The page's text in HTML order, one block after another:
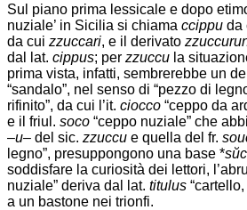
Sul piano prima lessicale e dopo
nuziale’ in Sicilia si chiama ccippu da
da cui zzuccari, e il derivato
dal lat. cippus; per zzuccu la
prima vista, infatti, sembrerebbe un
“sandalo”, nel senso di “pezzo di
rifinito”, da cui l’it. ciocco “ceppo da
e il friul. soco “ceppo nuziale” che
–u– del sic. zzuccu e quella del fr.
legno”, presuppongono una base *
soddisfare la curiosità dei lettori,
nuziale” deriva dal lat. titulus
a un bastone nei trionfi.